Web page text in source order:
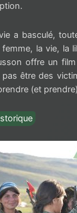
a basculé,
femme, la vie, la
offre un
être des
(et